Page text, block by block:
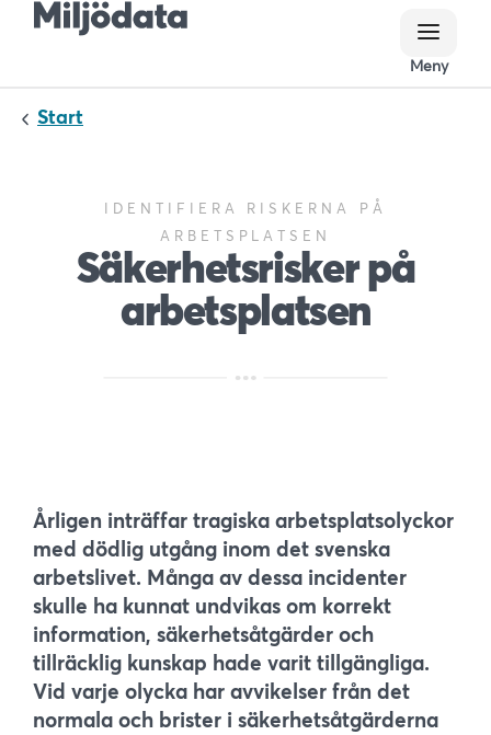
Meny
Start
IDENTIFIERA RISKERNA PÅ
ARBETSPLATSEN
Säkerhetsrisker på
arbetsplatsen
Årligen inträffar tragiska arbetsplatsolyckor
med dödlig utgång inom det svenska
arbetslivet. Många av dessa incidenter
skulle ha kunnat undvikas om korrekt
information, säkerhetsåtgärder och
tillräcklig kunskap hade varit tillgängliga.
Vid varje olycka har avvikelser från det
normala och brister i säkerhetsåtgärderna